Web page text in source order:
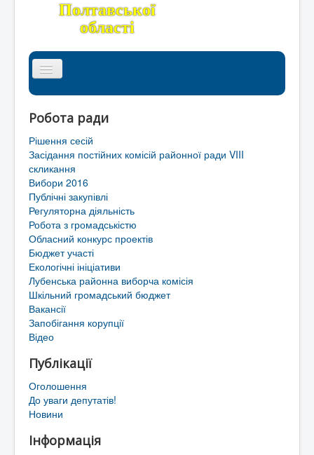
Полтавської
області
Районна рада
Мапа сайту
Контакти
Територіальні громади Лубенського району
Робота ради
Рішення сесій
Засідання постійних комісій районної ради VIII
скликання
Вибори 2016
Публічні закупівлі
Регуляторна діяльність
Робота з громадськістю
Обласний конкурс проектів
Бюджет участі
Екологічні ініціативи
Лубенська районна виборча комісія
Шкільний громадський бюджет
Вакансії
Запобігання корупції
Відео
Публікації
Оголошення
До уваги депутатів!
Новини
Інформація